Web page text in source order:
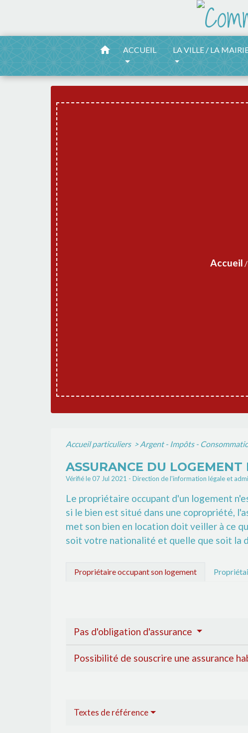
home ACCUEIL LA VILLE / LA
Accueil /
Accueil particuliers > Argent - Impôts -
ASSURANCE DU
Vérifié le 07 Jul 2021 - Direction de l'information légale et
Le propriétaire occupant d'un logement
si le bien est situé dans une copropriété,
met son bien en location doit veiller à ce
soit votre nationalité et quelle que soit la
Propriétaire occupant son logement
Pas d'obligation d'assurance
Possibilité de souscrire une assurance
Textes de référence